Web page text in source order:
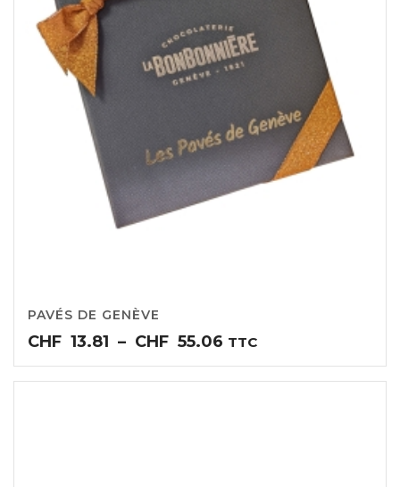
PAVÉS DE GENÈVE
CHF 13.81 – CHF 55.06 Plage
de
prix :
TTC